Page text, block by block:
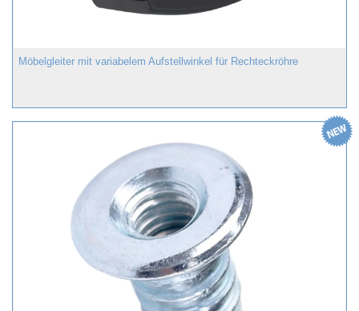
Möbelgleiter mit variabelem Aufstellwinkel für Rechteckröhre